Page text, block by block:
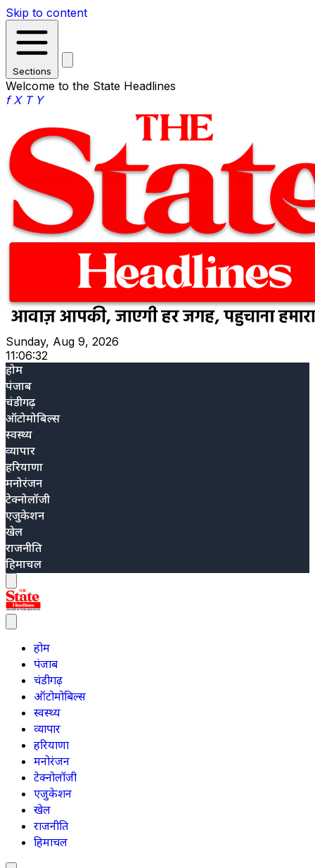
Skip to content
Sections
Welcome to the State Headlines
f X T Y
Sunday, Aug 9, 2026
11:06:33
होम
पंजाब
चंडीगढ़
ऑटोमोबिल्स
स्वस्थ्य
व्यापार
हरियाणा
मनोरंजन
टेक्नोलॉजी
एजुकेशन
खेल
राजनीति
हिमाचल
होम
पंजाब
चंडीगढ़
ऑटोमोबिल्स
स्वस्थ्य
व्यापार
हरियाणा
मनोरंजन
टेक्नोलॉजी
एजुकेशन
खेल
राजनीति
हिमाचल